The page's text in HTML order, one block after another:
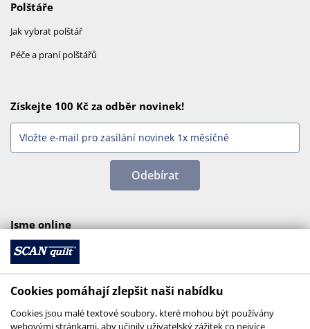
Polštáře
Jak vybrat polštář
Péče a praní polštářů
Získejte 100 Kč za odběr novinek!
Odebírat
Jsme online
Cookies pomáhají zlepšit naši nabídku
Cookies jsou malé textové soubory, které mohou být používány
webovými stránkami, aby učinily uživatelský zážitek co nejvíce